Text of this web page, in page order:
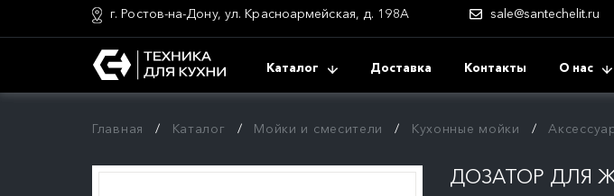
г. Ростов-на-Дону, ул. Красноармейская, д. 198А sale@santechelit.ru
Каталог Доставка Контакты О нас
Главная Каталог Мойки и смесители Кухонные мойки
ДОЗАТОР ДЛЯ